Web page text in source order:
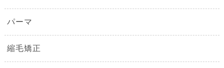
パーマ
縮毛矯正